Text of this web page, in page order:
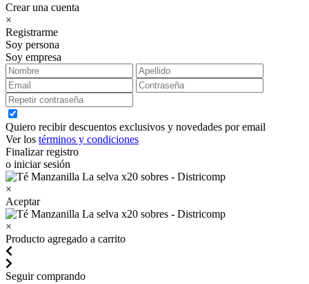
Crear una cuenta
×
Registrarme
Soy persona
Soy empresa
Quiero recibir descuentos exclusivos y novedades por email
Ver los términos y condiciones
Finalizar registro
o iniciar sesión
×
Aceptar
×
Producto agregado a carrito
Seguir comprando